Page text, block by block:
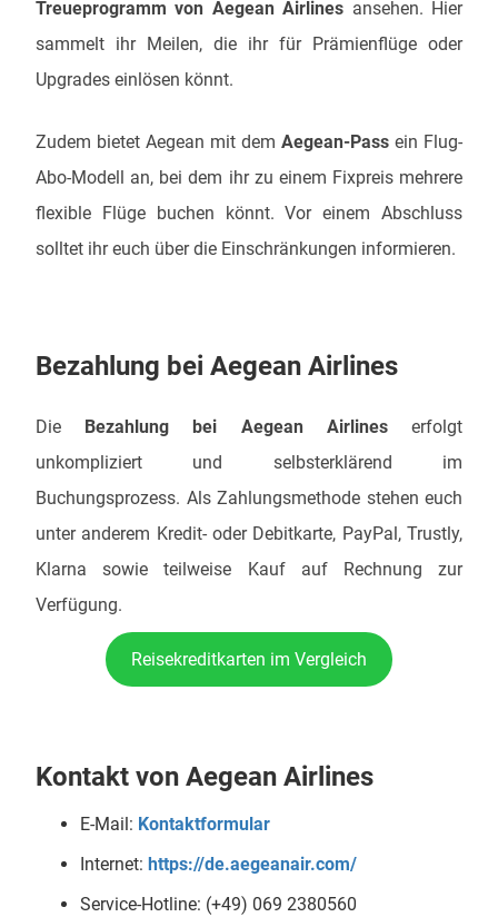
Treueprogramm von Aegean Airlines ansehen. Hier
sammelt ihr Meilen, die ihr für Prämienflüge oder
Upgrades einlösen könnt.
Zudem bietet Aegean mit dem Aegean-Pass ein Flug-
Abo-Modell an, bei dem ihr zu einem Fixpreis mehrere
flexible Flüge buchen könnt. Vor einem Abschluss
solltet ihr euch über die Einschränkungen informieren.
Bezahlung bei Aegean Airlines
Die Bezahlung bei Aegean Airlineserfolgt
unkompliziert und selbsterklärend im
Buchungsprozess. Als Zahlungsmethode stehen euch
unter anderem Kredit- oder Debitkarte, PayPal, Trustly,
Klarna sowie teilweise Kauf auf Rechnung zur
Verfügung.
Reisekreditkarten im Vergleich
Kontakt von Aegean Airlines
E-Mail: Kontaktformular
Internet: https://de.aegeanair.com/
Service-Hotline: (+49) 069 2380560